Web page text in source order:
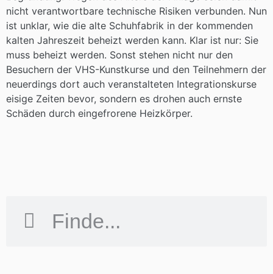
nicht verantwortbare technische Risiken verbunden. Nun
ist unklar, wie die alte Schuhfabrik in der kommenden
kalten Jahreszeit beheizt werden kann. Klar ist nur: Sie
muss beheizt werden. Sonst stehen nicht nur den
Besuchern der VHS-Kunstkurse und den Teilnehmern der
neuerdings dort auch veranstalteten Integrationskurse
eisige Zeiten bevor, sondern es drohen auch ernste
Schäden durch eingefrorene Heizkörper.